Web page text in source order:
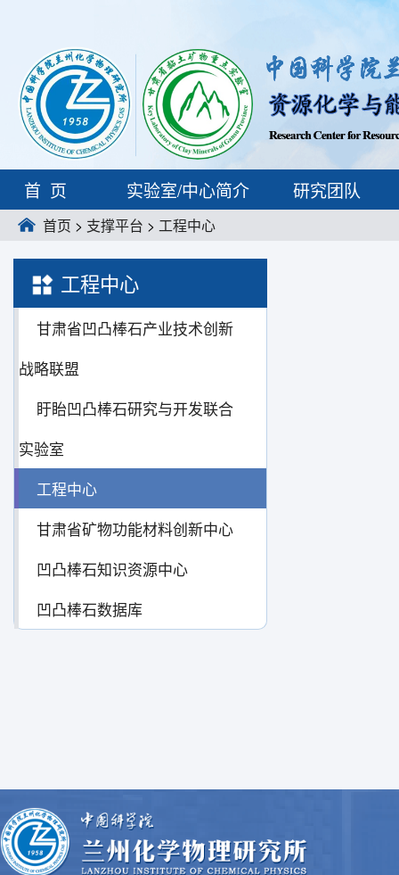
首页 实验室/中心简介 研究团队
首页 > 支撑平台 > 工程中心
工程中心
甘肃省凹凸棒石产业技术创新
战略联盟
盱眙凹凸棒石研究与开发联合
实验室
工程中心
甘肃省矿物功能材料创新中心
凹凸棒石知识资源中心
凹凸棒石数据库